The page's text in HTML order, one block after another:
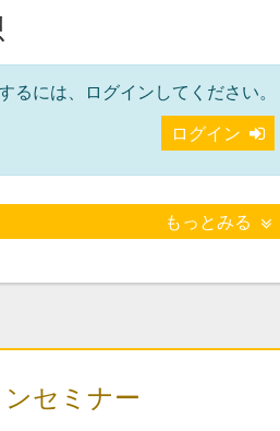
るには、ログインしてください。
ログイン
もっとみる
セミナー